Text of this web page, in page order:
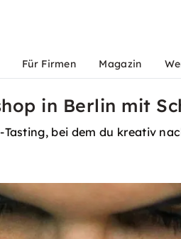
Für Firmen Magazin
in Berlin mit
bei dem du kreativ